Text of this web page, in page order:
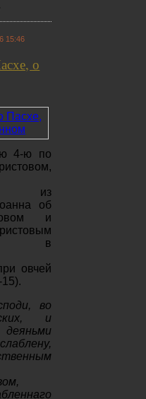
15:46
о
4-ю по
из
об
и
в
овчей
15).
во
и